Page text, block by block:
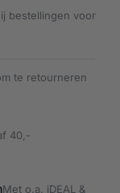
bestellingen voor
te retourneren
40,-
Met o.a. iDEAL &